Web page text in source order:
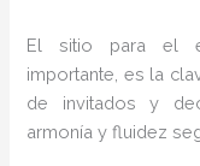
El sitio para el
importante, es la
de invitados y
armonía y fluidez